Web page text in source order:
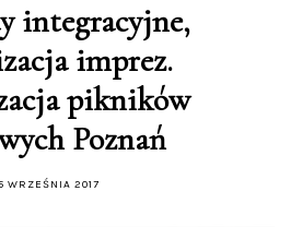
integracyjne,
imprez.
pikników
Poznań
WRZEŚNIA 2017